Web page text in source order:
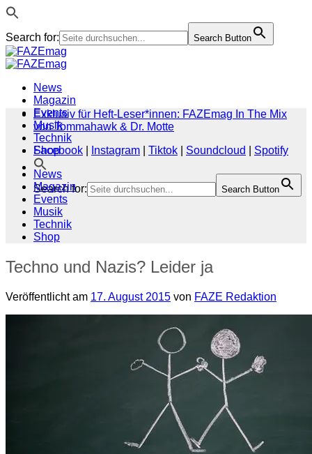
Search for: Search Button
Zum
Inhalt
News
Magazin
Events
Musik
Technik
Shop
Search for: Search Button
Exklusiv für Heft-Leser*innen: FAZEmag In The Mix
von Tommahawk & Dr. Motte
Facebook
Instagram Tiktok Soundcloud
Spotify
News
Magazin
Events
Musik
Technik
Shop
Techno und Nazis? Leider ja
Veröffentlicht am 17. August 2015 von FAZE Redaktion